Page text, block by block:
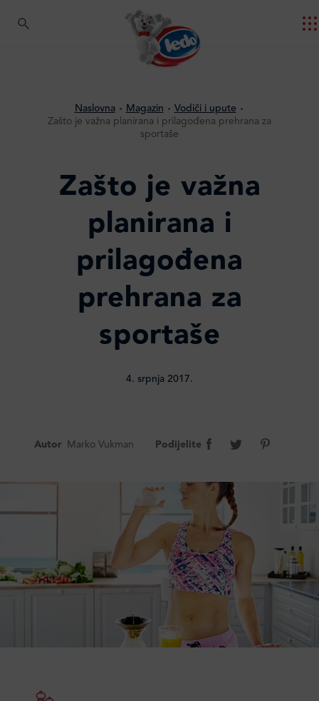
Naslovna Magazin
Vodiči i upute
Zašto je važna planirana i prilagođena prehrana za
sportaše
Zašto je važna
planirana i
prilagođena
prehrana za
sportaše
4. srpnja 2017.
Autor Marko Vukman Podijelite